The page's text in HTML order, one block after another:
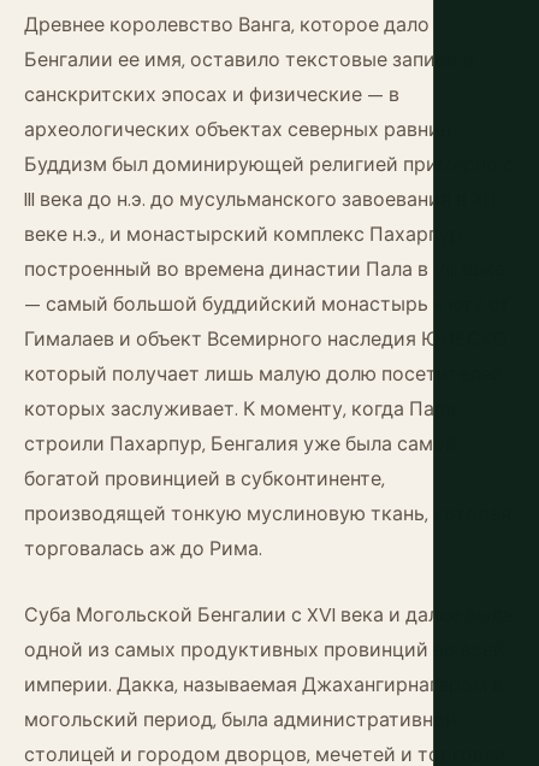
Древнее королевство Ванга, которое дало
Бенгалии ее имя, оставило текстовые записи в
санскритских эпосах и физические — в
археологических объектах северных равнин.
Буддизм был доминирующей религией примерно с
III века до н.э. до мусульманского завоевания в XIII
веке н.э., и монастырский комплекс Пахарпур,
построенный во времена династии Пала в VIII веке,
— самый большой буддийский монастырь к югу от
Гималаев и объект Всемирного наследия ЮНЕСКО,
который получает лишь малую долю посетителей,
которых заслуживает. К моменту, когда Пала
строили Пахарпур, Бенгалия уже была самой
богатой провинцией в субконтиненте,
производящей тонкую муслиновую ткань, которая
торговалась аж до Рима.
Суба Могольской Бенгалии с XVI века и далее была
одной из самых продуктивных провинций во всей
империи. Дакка, называемая Джахангирнагаром в
могольский период, была административной
столицей и городом дворцов, мечетей и торговли